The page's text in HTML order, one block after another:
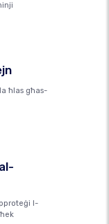
ħlas għas-
l-